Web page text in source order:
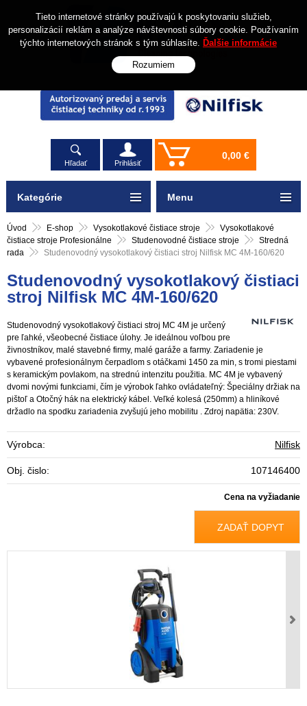
Hľadať Prihlásiť
0,00 €
Úvod E-shop Vysokotlakové čistiace stroje
Vysokotlakové
čistiace stroje Profesionálne
Studenovodné čistiace stroje
Stredná
rada
Studenovodný vysokotlakový čistiaci stroj Nilfisk MC 4M-160/620
Studenovodný vysokotlakový čistiaci
stroj Nilfisk MC 4M-160/620
Studenovodný vysokotlakový čistiaci stroj MC 4M je určený
pre ľahké, všeobecné čistiace úlohy. Je ideálnou voľbou pre
živnostníkov, malé stavebné firmy, malé garáže a farmy. Zariadenie je
vybavené profesionálnym čerpadlom s otáčkami 1450 za min, s tromi piestami
s keramickým povlakom, na strednú intenzitu použitia. MC 4M je vybavený
dvomi novými funkciami, čím je výrobok ľahko ovládateľný: Špeciálny držiak na
pištoľ a Otočný hák na elektrický kábel. Veľké kolesá (250mm) a hliníkové
držadlo na spodku zariadenia zvyšujú jeho mobilitu . Zdroj napätia: 230V.
Výrobca: Nilfisk
Obj. čislo: 107146400
Cena na vyžiadanie
ZADAŤ DOPYT
Kategórie Menu
Tieto internetové stránky používajú k poskytovaniu služieb,
personalizácií reklám a analýze návštevnosti súbory cookie. Používaním
týchto internetových stránok s tým súhlasíte. Ďalšie informácie
Rozumiem